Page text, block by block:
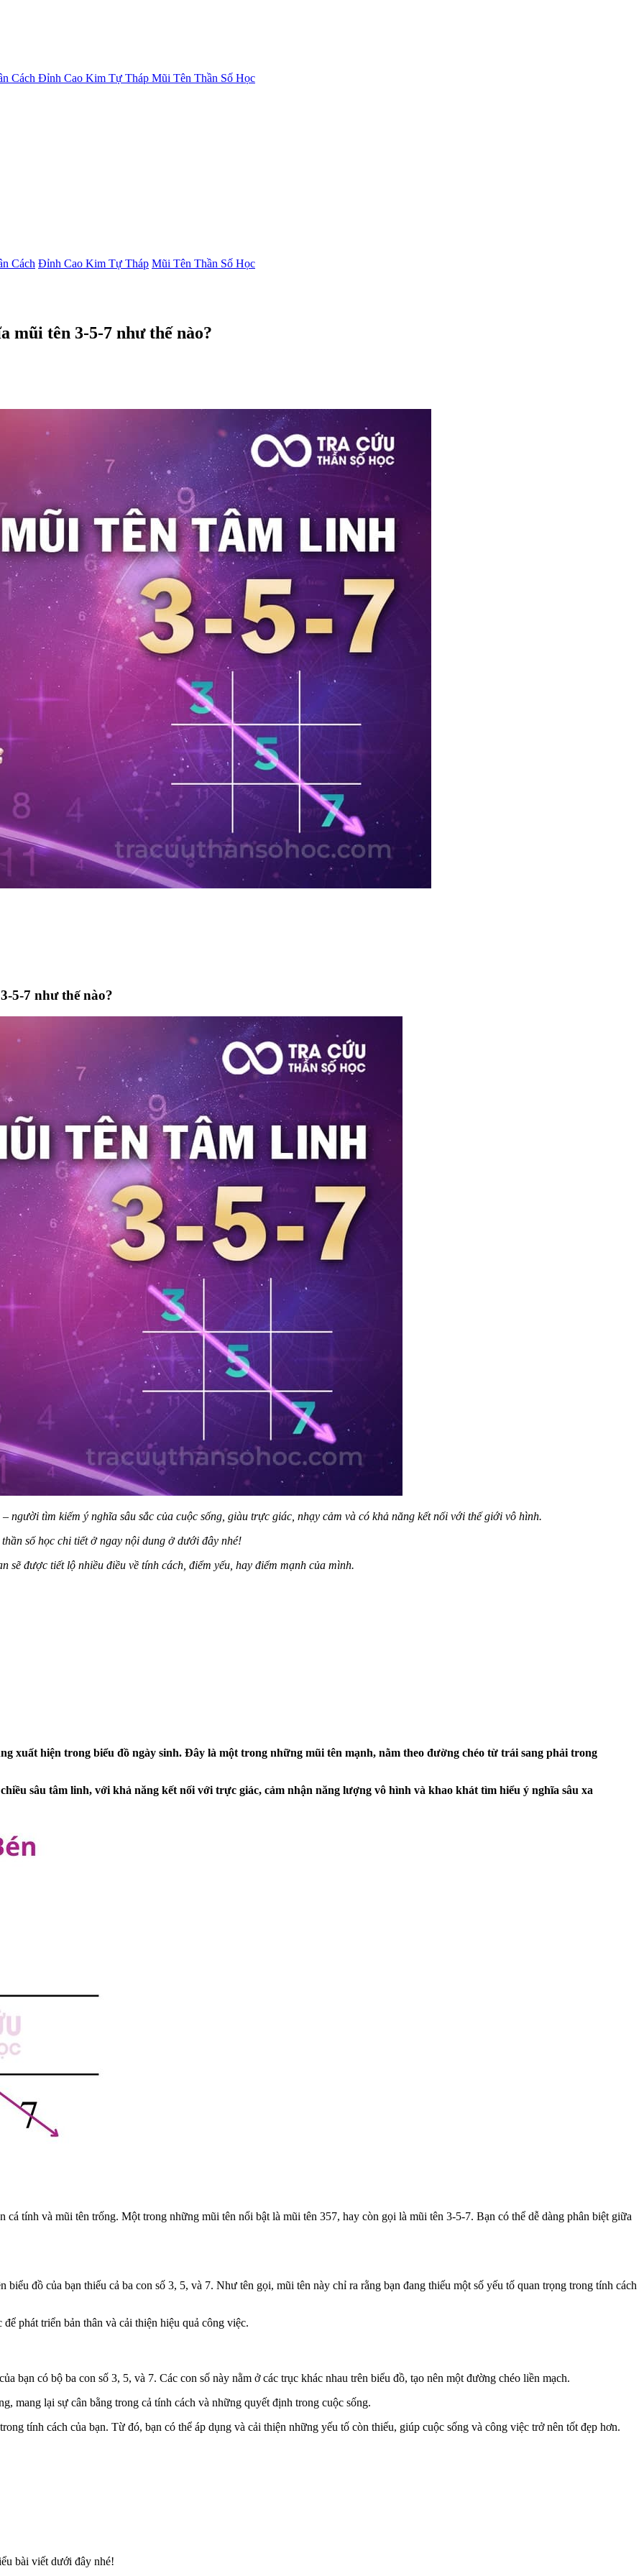
Cách Đỉnh Cao Kim Tự Tháp Mũi Tên Thần Số Học
Cách Đỉnh Cao Kim Tự Tháp Mũi Tên Thần Số Học
mũi tên 3-5-7 như thế nào?
5-7 như thế nào?
người tìm kiếm ý nghĩa sâu sắc của cuộc sống, giàu trực giác, nhạy cảm và có khả năng kết nối với thế giới vô hình.
số học chi tiết ở ngay nội dung ở dưới đây nhé!
sẽ được tiết lộ nhiều điều về tính cách, điểm yếu, hay điểm mạnh của mình.
xuất hiện trong biểu đồ ngày sinh. Đây là một trong những mũi tên mạnh, nằm theo đường chéo từ trái sang phải trong
sâu tâm linh, với khả năng kết nối với trực giác, cảm nhận năng lượng vô hình và khao khát tìm hiểu ý nghĩa sâu xa
cá tính và mũi tên trống. Một trong những mũi tên nổi bật là mũi tên 357, hay còn gọi là mũi tên 3-5-7. Bạn có thể dễ dàng phân biệt giữa
đồ của bạn thiếu cả ba con số 3, 5, và 7. Như tên gọi, mũi tên này chỉ ra rằng bạn đang thiếu một số yếu tố quan trọng trong tính cách
phát triển bản thân và cải thiện hiệu quả công việc.
bạn có bộ ba con số 3, 5, và 7. Các con số này nằm ở các trục khác nhau trên biểu đồ, tạo nên một đường chéo liền mạch.
mang lại sự cân bằng trong cả tính cách và những quyết định trong cuộc sống.
tính cách của bạn. Từ đó, bạn có thể áp dụng và cải thiện những yếu tố còn thiếu, giúp cuộc sống và công việc trở nên tốt đẹp hơn.
bài viết dưới đây nhé!